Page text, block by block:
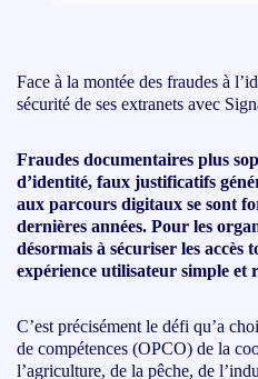
Face à la montée des fraudes à
sécurité de ses extranets avec
Fraudes documentaires plus
d’identité, faux justificatifs
aux parcours digitaux se sont
dernières années. Pour les
désormais à sécuriser les accès
expérience utilisateur simple et
C’est précisément le défi qu’a
de compétences (OPCO) de la
l’agriculture, de la pêche, de